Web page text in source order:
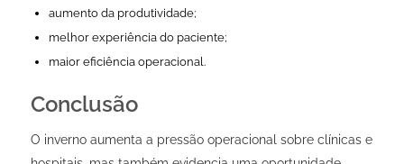
aumento da produtividade;
melhor experiência do paciente;
maior eficiência operacional.
Conclusão
O inverno aumenta a pressão operacional sobre clínicas e